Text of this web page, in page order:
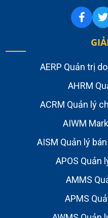
AERP Quản trị
AHRM
ACRM Quản lý
AIWM
AISM Quản lý
APOS Quản
AMMS
APMS